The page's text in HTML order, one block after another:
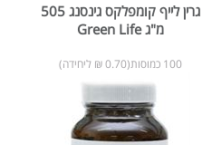
גרין לייף קומפלקס גינסנג 505
מ"ג Green Life
100 כמוסות(0.70 ₪ ליחידה)